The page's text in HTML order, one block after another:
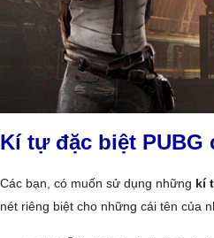
Kí tự đặc biệt PUBG
Các bạn, có muốn sử dụng những kí
nét riêng biệt cho những cái tên của